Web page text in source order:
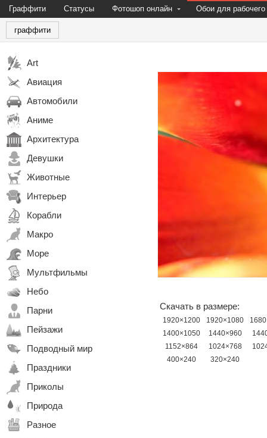
Граффити Статусы Фотошоп онлайн Обои для рабочего
граффити
Art
Авиация
Автомобили
Аниме
Архитектура
Девушки
Животные
Интерьер
Корабли
Макро
Море
Мультфильмы
Небо
Парни
Пейзажи
Подводный мир
Праздники
Приколы
Природа
Разное
Скачать в размере:
1920×1200 1920×1080
1400×1050
1440×960
1152×864
1024×768
400×240
320×240